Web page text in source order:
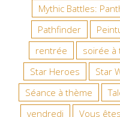
Mythic Battles:
Pathfinder
rentrée
soirée à
Star Heroes
Star
Séance à thème
vendredi
Vous